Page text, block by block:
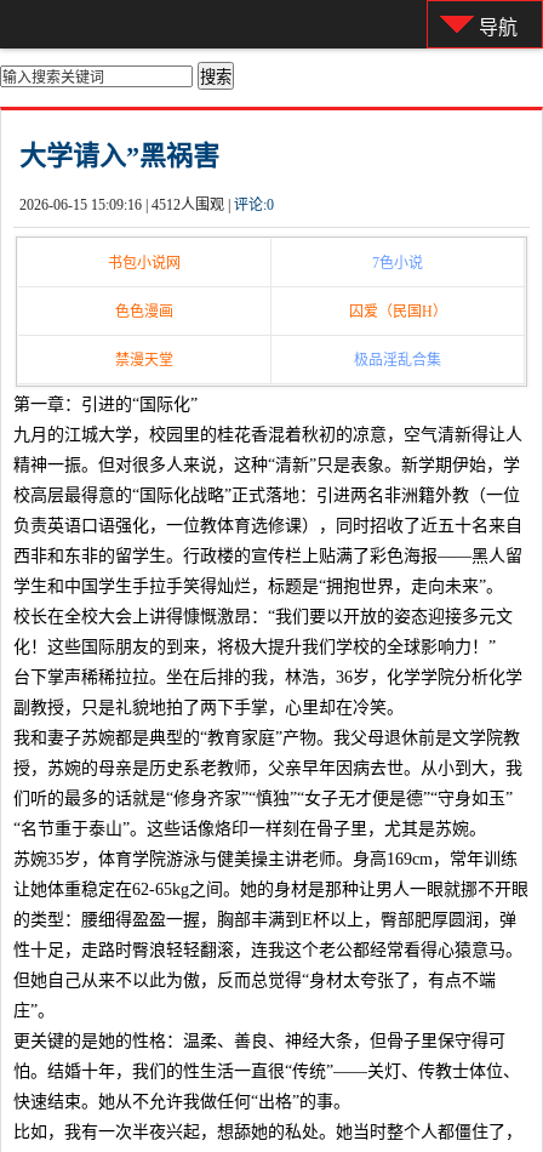
导航
你的位置： 首页>都市激情
大学请入”黑祸害
2026-06-15 15:09:16 | 4512人围观 | 评论:0
书包小说网 7色小说
色色漫画 囚爱（民国H）
禁漫天堂 极品淫乱合集
第一章：引进的“国际化”
九月的江城大学，校园里的桂花香混着秋初的凉意，空气清新得让人
精神一振。但对很多人来说，这种“清新”只是表象。新学期伊始，学
校高层最得意的“国际化战略”正式落地：引进两名非洲籍外教（一位
负责英语口语强化，一位教体育选修课），同时招收了近五十名来自
西非和东非的留学生。行政楼的宣传栏上贴满了彩色海报——黑人留
学生和中国学生手拉手笑得灿烂，标题是“拥抱世界，走向未来”。
校长在全校大会上讲得慷慨激昂：“我们要以开放的姿态迎接多元文
化！这些国际朋友的到来，将极大提升我们学校的全球影响力！”
台下掌声稀稀拉拉。坐在后排的我，林浩，36岁，化学学院分析化学
副教授，只是礼貌地拍了两下手掌，心里却在冷笑。
我和妻子苏婉都是典型的“教育家庭”产物。我父母退休前是文学院教
授，苏婉的母亲是历史系老教师，父亲早年因病去世。从小到大，我
们听的最多的话就是“修身齐家”“慎独”“女子无才便是德”“守身如玉”
“名节重于泰山”。这些话像烙印一样刻在骨子里，尤其是苏婉。
苏婉35岁，体育学院游泳与健美操主讲老师。身高169cm，常年训练
让她体重稳定在62-65kg之间。她的身材是那种让男人一眼就挪不开眼
的类型：腰细得盈盈一握，胸部丰满到E杯以上，臀部肥厚圆润，弹
性十足，走路时臀浪轻轻翻滚，连我这个老公都经常看得心猿意马。
但她自己从来不以此为傲，反而总觉得“身材太夸张了，有点不端
庄”。
更关键的是她的性格：温柔、善良、神经大条，但骨子里保守得可
怕。结婚十年，我们的性生活一直很“传统”——关灯、传教士体位、
快速结束。她从不允许我做任何“出格”的事。
比如，我有一次半夜兴起，想舔她的私处。她当时整个人都僵住了，